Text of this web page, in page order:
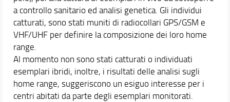
a controllo sanitario ed analisi genetica. Gli individui
catturati, sono stati muniti di radiocollari GPS/GSM e
VHF/UHF per definire la composizione dei loro home
range.
Al momento non sono stati catturati o individuati
esemplari ibridi, inoltre, i risultati delle analisi sugli
home range, suggeriscono un esiguo interesse per i
centri abitati da parte degli esemplari monitorati.